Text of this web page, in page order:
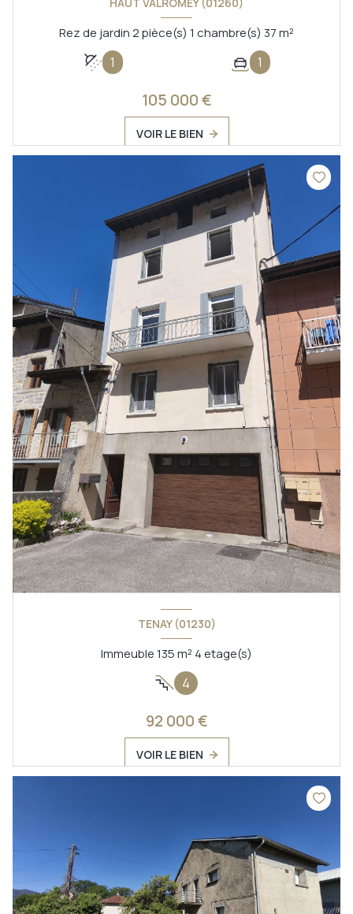
HAUT VALROMEY (01260)
Rez de jardin 2 pièce(s) 1 chambre(s) 37 m²
1 1
105 000 €
VOIR LE BIEN
TENAY (01230)
Immeuble 135 m² 4 etage(s)
4
92 000 €
VOIR LE BIEN